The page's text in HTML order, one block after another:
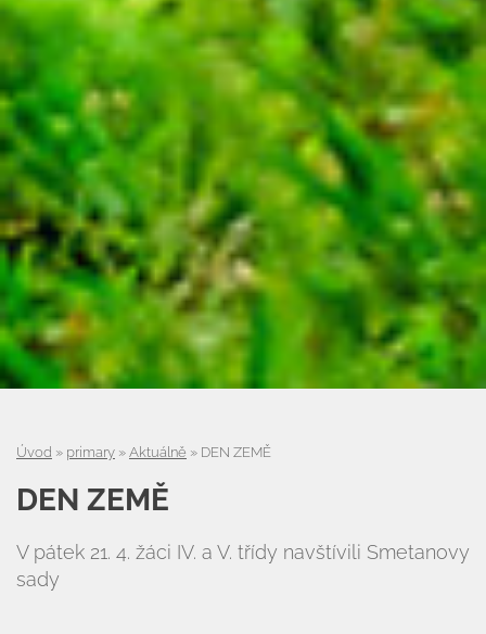
Úvod » primary » Aktuálně » DEN ZEMĚ
DEN ZEMĚ
V pátek 21. 4. žáci IV. a V. třídy navštívili Smetanovy
sady